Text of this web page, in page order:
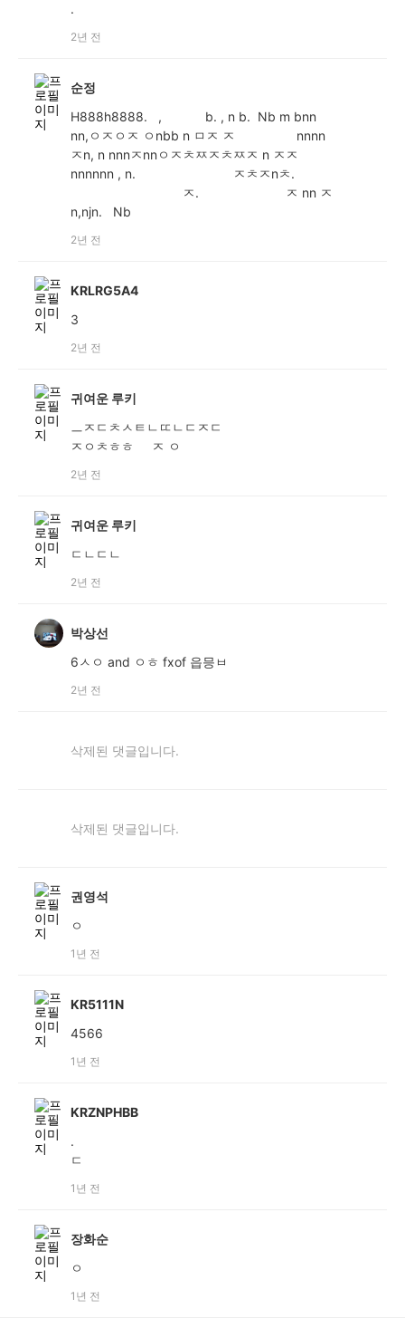
.
2년 전
순정
H888h8888. , b. , n b. Nb m bnn
nn,ㅇㅈㅇㅈ ㅇnbb n ㅁㅈ ㅈ nnnn
ㅈn, n nnnㅈnnㅇㅈㅊㅉㅈㅊㅉㅈ n ㅈㅈ
nnnnnn , n. ㅈㅊㅈnㅊ.
ㅈ. ㅈ nn ㅈ
n,njn. Nb
2년 전
KRLRG5A4
3
2년 전
귀여운 루키
ㅡㅈㄷㅊㅅㅌㄴㄸㄴㄷㅈㄷ
ㅈㅇㅊㅎㅎ ㅈ ㅇ
2년 전
귀여운 루키
ㄷㄴㄷㄴ
2년 전
박상선
6ㅅㅇ and ㅇㅎ fxof 읍믕ㅂ
2년 전
삭제된 댓글입니다.
삭제된 댓글입니다.
권영석
ㅇ
1년 전
KR5111N
4566
1년 전
KRZNPHBB
.
ㄷ
1년 전
장화순
ㅇ
1년 전